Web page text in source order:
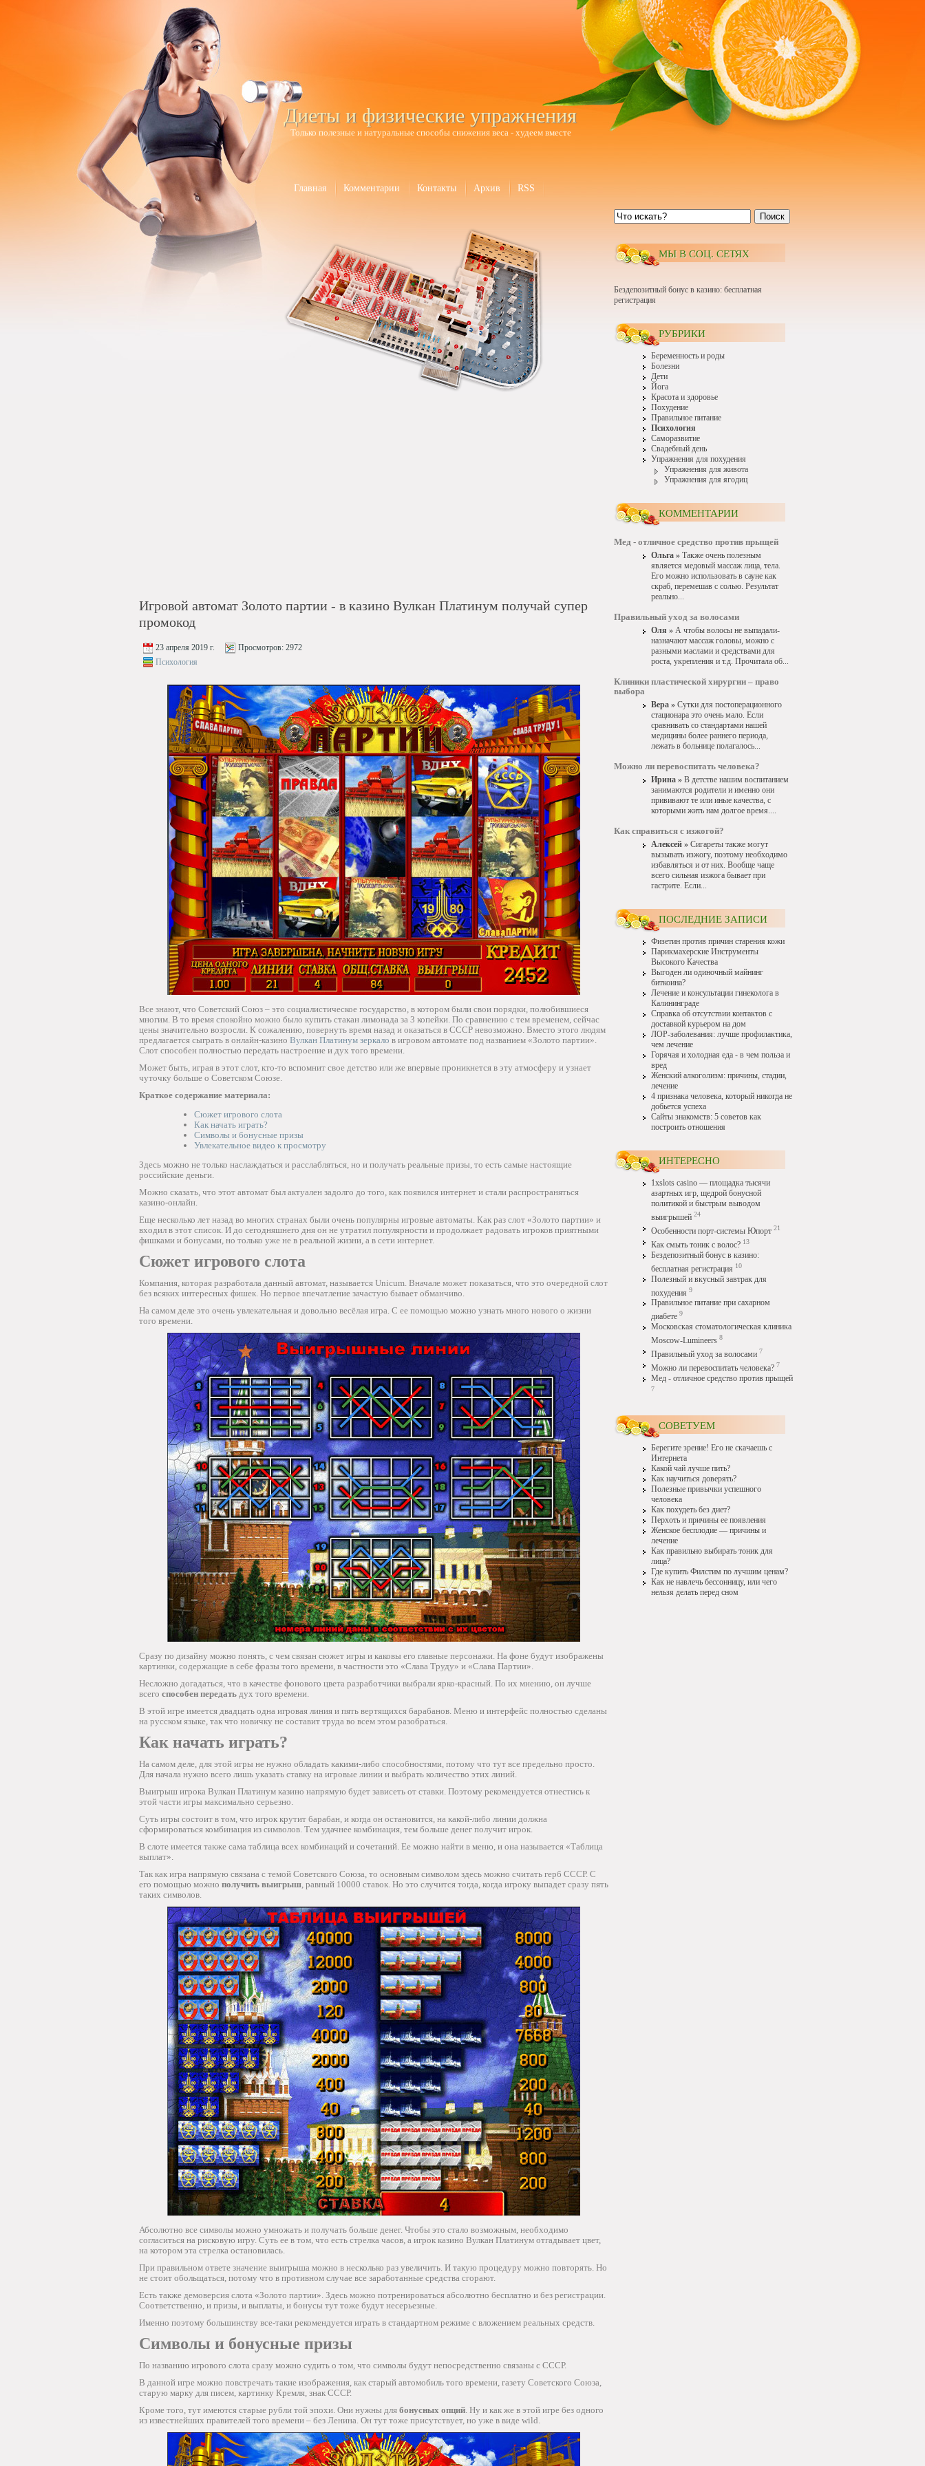
Диеты и физические упражнения
Только полезные и натуральные способы снижения веса - худеем вместе
Главная Комментарии Контакты Архив RSS
Игровой автомат Золото партии - в казино Вулкан Платинум получай супер
промокод
23 апреля 2019 г. Просмотров: 2972
Психология
Все знают, что Советский Союз – это социалистическое государство, в котором были свои порядки, полюбившиеся
многим. В то время спокойно можно было купить стакан лимонада за 3 копейки. По сравнению с тем временем, сейчас
цены значительно возросли. К сожалению, повернуть время назад и оказаться в СССР невозможно. Вместо этого людям
предлагается сыграть в онлайн-казино Вулкан Платинум зеркало в игровом автомате под названием «Золото партии».
Слот способен полностью передать настроение и дух того времени.
Может быть, играя в этот слот, кто-то вспомнит свое детство или же впервые проникнется в эту атмосферу и узнает
чуточку больше о Советском Союзе.
Краткое содержание материала:
Сюжет игрового слота
Как начать играть?
Символы и бонусные призы
Увлекательное видео к просмотру
Здесь можно не только наслаждаться и расслабляться, но и получать реальные призы, то есть самые настоящие
российские деньги.
Можно сказать, что этот автомат был актуален задолго до того, как появился интернет и стали распространяться
казино-онлайн.
Еще несколько лет назад во многих странах были очень популярны игровые автоматы. Как раз слот «Золото партии» и
входил в этот список. И до сегодняшнего дня он не утратил популярности и продолжает радовать игроков приятными
фишками и бонусами, но только уже не в реальной жизни, а в сети интернет.
Сюжет игрового слота
Компания, которая разработала данный автомат, называется Unicum. Вначале может показаться, что это очередной слот
без всяких интересных фишек. Но первое впечатление зачастую бывает обманчиво.
На самом деле это очень увлекательная и довольно весёлая игра. С ее помощью можно узнать много нового о жизни
того времени.
Сразу по дизайну можно понять, с чем связан сюжет игры и каковы его главные персонажи. На фоне будут изображены
картинки, содержащие в себе фразы того времени, в частности это «Слава Труду» и «Слава Партии».
Несложно догадаться, что в качестве фонового цвета разработчики выбрали ярко-красный. По их мнению, он лучше
всего способен передать дух того времени.
В этой игре имеется двадцать одна игровая линия и пять вертящихся барабанов. Меню и интерфейс полностью сделаны
на русском языке, так что новичку не составит труда во всем этом разобраться.
Как начать играть?
На самом деле, для этой игры не нужно обладать какими-либо способностями, потому что тут все предельно просто.
Для начала нужно всего лишь указать ставку на игровые линии и выбрать количество этих линий.
Выигрыш игрока Вулкан Платинум казино напрямую будет зависеть от ставки. Поэтому рекомендуется отнестись к
этой части игры максимально серьезно.
Суть игры состоит в том, что игрок крутит барабан, и когда он остановится, на какой-либо линии должна
сформироваться комбинация из символов. Тем удачнее комбинация, тем больше денег получит игрок.
В слоте имеется также сама таблица всех комбинаций и сочетаний. Ее можно найти в меню, и она называется «Таблица
выплат».
Так как игра напрямую связана с темой Советского Союза, то основным символом здесь можно считать герб СССР. С
его помощью можно получить выигрыш, равный 10000 ставок. Но это случится тогда, когда игроку выпадет сразу пять
таких символов.
Абсолютно все символы можно умножать и получать больше денег. Чтобы это стало возможным, необходимо
согласиться на рисковую игру. Суть ее в том, что есть стрелка часов, а игрок казино Вулкан Платинум отгадывает цвет,
на котором эта стрелка остановилась.
При правильном ответе значение выигрыша можно в несколько раз увеличить. И такую процедуру можно повторять. Но
не стоит обольщаться, потому что в противном случае все заработанные средства сгорают.
Есть также демоверсия слота «Золото партии». Здесь можно потренироваться абсолютно бесплатно и без регистрации.
Соответственно, и призы, и выплаты, и бонусы тут тоже будут несерьезные.
Именно поэтому большинству все-таки рекомендуется играть в стандартном режиме с вложением реальных средств.
Символы и бонусные призы
По названию игрового слота сразу можно судить о том, что символы будут непосредственно связаны с СССР.
В данной игре можно повстречать такие изображения, как старый автомобиль того времени, газету Советского Союза,
старую марку для писем, картинку Кремля, знак СССР.
Кроме того, тут имеются старые рубли той эпохи. Они нужны для бонусных опций. Ну и как же в этой игре без одного
из известнейших правителей того времени – без Ленина. Он тут тоже присутствует, но уже в виде wild.
Поиск
МЫ В СОЦ. СЕТЯХ
Бездепозитный бонус в казино: бесплатная
регистрация
РУБРИКИ
Беременность и роды
Болезни
Дети
Йога
Красота и здоровье
Похудение
Правильное питание
Психология
Саморазвитие
Свадебный день
Упражнения для похудения
Упражнения для живота
Упражнения для ягодиц
КОММЕНТАРИИ
Мед - отличное средство против прыщей
Ольга » Также очень полезным
является медовый массаж лица, тела.
Его можно использовать в сауне как
скраб, перемешав с солью. Результат
реально...
Правильный уход за волосами
Оля » А чтобы волосы не выпадали-
назначают массаж головы, можно с
разными маслами и средствами для
роста, укрепления и т.д. Прочитала об...
Клиники пластической хирургии – право
выбора
Вера » Сутки для постоперационного
стационара это очень мало. Если
сравнивать со стандартами нашей
медицины более раннего периода,
лежать в больнице полагалось...
Можно ли перевоспитать человека?
Ирина » В детстве нашим воспитанием
занимаются родители и именно они
прививают те или иные качества, с
которыми жить нам долгое время....
Как справиться с изжогой?
Алексей » Сигареты также могут
вызывать изжогу, поэтому необходимо
избавляться и от них. Вообще чаще
всего сильная изжога бывает при
гастрите. Если...
ПОСЛЕДНИЕ ЗАПИСИ
Физетин против причин старения кожи
Парикмахерские Инструменты
Высокого Качества
Выгоден ли одиночный майнинг
биткоина?
Лечение и консультации гинеколога в
Калининграде
Справка об отсутствии контактов с
доставкой курьером на дом
ЛОР-заболевания: лучше профилактика,
чем лечение
Горячая и холодная еда - в чем польза и
вред
Женский алкоголизм: причины, стадии,
лечение
4 признака человека, который никогда не
добьется успеха
Сайты знакомств: 5 советов как
построить отношения
ИНТЕРЕСНО
1xslots casino — площадка тысячи
азартных игр, щедрой бонусной
политикой и быстрым выводом
выигрышей 24
Особенности порт-системы Юпорт 21
Как смыть тоник с волос? 13
Бездепозитный бонус в казино:
бесплатная регистрация 10
Полезный и вкусный завтрак для
похудения 9
Правильное питание при сахарном
диабете 9
Московская стоматологическая клиника
Moscow-Lumineers 8
Правильный уход за волосами 7
Можно ли перевоспитать человека? 7
Мед - отличное средство против прыщей
7
СОВЕТУЕМ
Берегите зрение! Его не скачаешь с
Интернета
Какой чай лучше пить?
Как научиться доверять?
Полезные привычки успешного
человека
Как похудеть без диет?
Перхоть и причины ее появления
Женское бесплодие — причины и
лечение
Как правильно выбирать тоник для
лица?
Где купить Филстим по лучшим ценам?
Как не навлечь бессонницу, или чего
нельзя делать перед сном